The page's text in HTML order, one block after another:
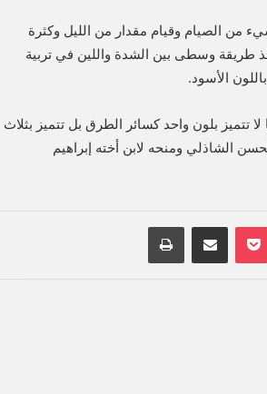
من الصيام وقيام مقدار من الليل وكثرة
طريقة وسطى بين الشدة واللين في تربية
الأسود.
لا تتميز بلون واحد كسائر الطرق بل تتميز بثلاث
الشاذلي ومنحه لابن أخته إبراهيم
بوكيت